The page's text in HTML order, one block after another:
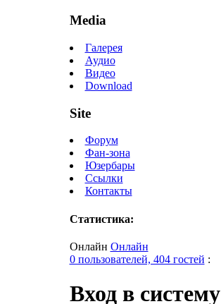
Media
Галерея
Аудио
Видео
Download
Site
Форум
Фан-зона
Юзербары
Ссылки
Контакты
Статистика:
Онлайн Онлайн
0 пользователей, 404 гостей :
Вход в систему